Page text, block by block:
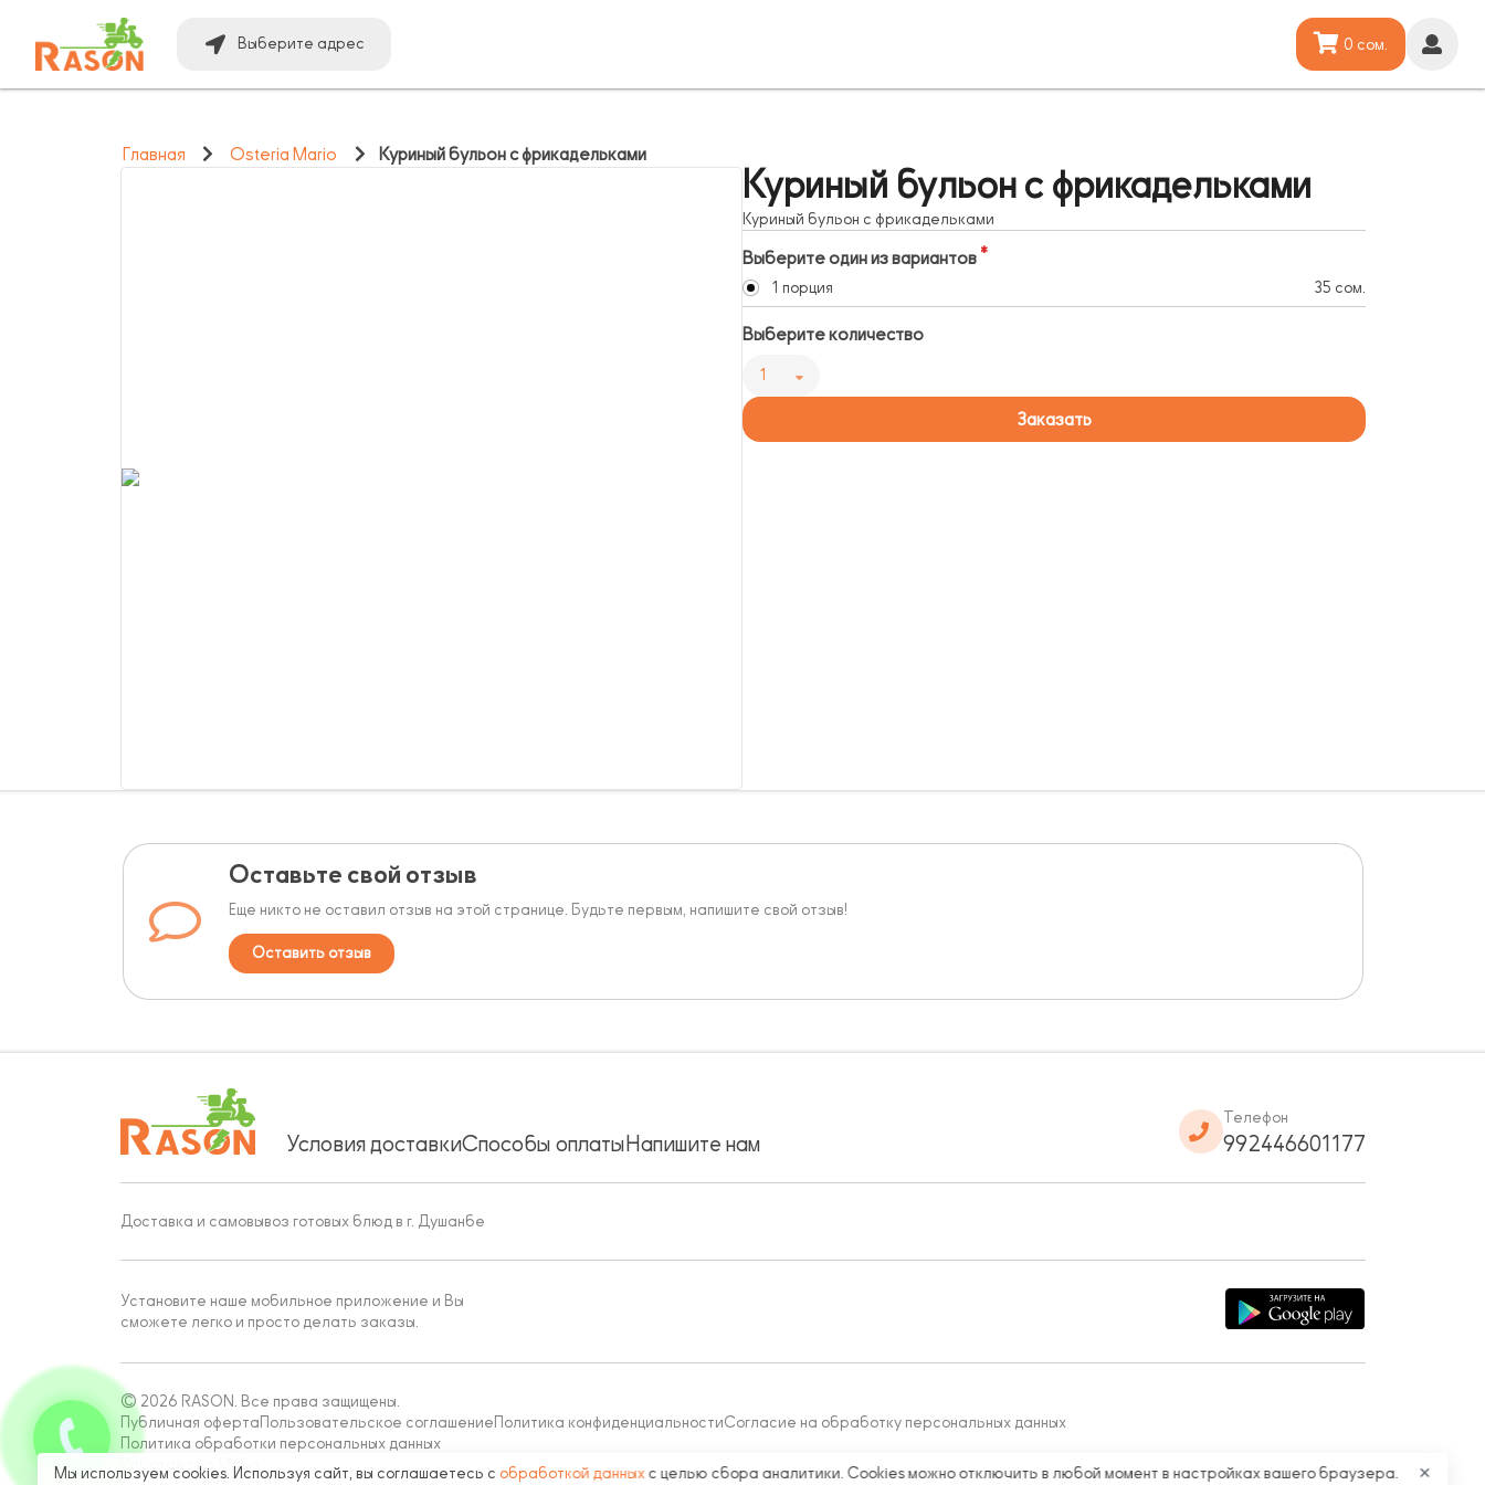
Выберите адрес 0 сом.
Главная Osteria Mario Куриный бульон с фрикадельками
Куриный бульон с фрикадельками
Куриный бульон с фрикадельками
Выберите один из вариантов
1 порция 35 сом.
Выберите количество
1
Заказать
Оставьте свой отзыв
Еще никто не оставил отзыв на этой странице. Будьте первым, напишите свой отзыв!
Оставить отзыв
Условия доставкиСпособы оплатыНапишите нам
Телефон
992446601177
Доставка и самовывоз готовых блюд в г. Душанбе
Установите наше мобильное приложение и Вы
сможете легко и просто делать заказы.
© 2026 RASON. Все права защищены.
Публичная оферта Пользовательское соглашение Политика конфиденциальностиСогласие на обработку персональных данных
Политика обработки персональных данных
Работает на Moba
Мы используем cookies. Используя сайт, вы соглашаетесь с обработкой данных с целью сбора аналитики. Cookies можно отключить в любой момент в настройках вашего браузера. ✕